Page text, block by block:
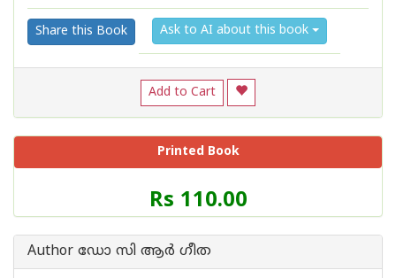
Share this Book Ask to AI about this book
Add to Cart
Printed Book
Price
of
Book
Rs 110.00
Author ഡോ സി ആര്‍ ഗീത